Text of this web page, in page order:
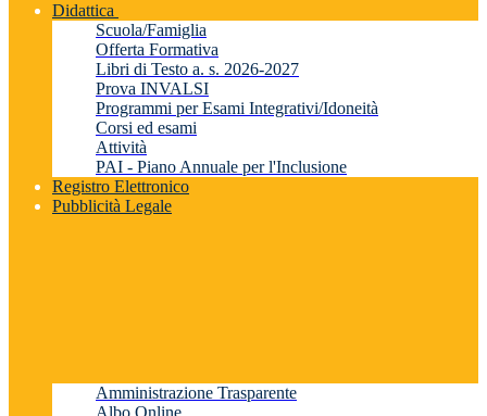
Didattica
Scuola/Famiglia
Offerta Formativa
Libri di Testo a. s. 2026-2027
Prova INVALSI
Programmi per Esami Integrativi/Idoneità
Corsi ed esami
Attività
PAI - Piano Annuale per l'Inclusione
Registro Elettronico
Pubblicità Legale
Amministrazione Trasparente